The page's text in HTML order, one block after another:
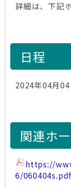
詳細は、下記
日程
2024年04月04
関連ホ
https://
6/060404s.pdf